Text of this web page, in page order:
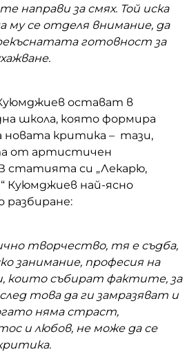
направи за смях. Той иска
му се отделя внимание, да
готовност за
остават в
школа, която формира
новата критика – тази,
от артистичен
статията си „Лекарю,
Куюмджиев най-ясно
разбиране:
творчество, тя е съдба,
занимание, професия на
които събират фактите, за
това да ги замразяват и
няма страст,
и любов, не може да се